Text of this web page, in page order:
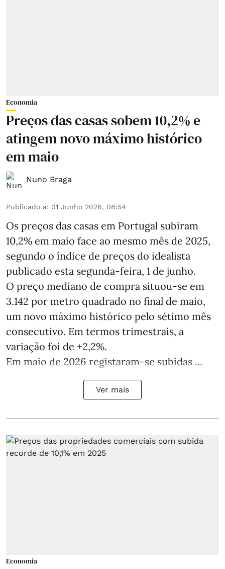
Economia
Preços das casas sobem 10,2% e
atingem novo máximo histórico
em maio
Nuno Braga
Publicado a: 01 Junho 2026, 08:54
Os preços das casas em Portugal subiram
10,2% em maio face ao mesmo mês de 2025,
segundo o índice de preços do idealista
publicado esta segunda-feira, 1 de junho.
O preço mediano de compra situou‑se em
3.142 por metro quadrado no final de maio,
um novo máximo histórico pelo sétimo mês
consecutivo. Em termos trimestrais, a
variação foi de +2,2%.
Em maio de 2026 registaram‑se subidas ...
Ver mais
Economia